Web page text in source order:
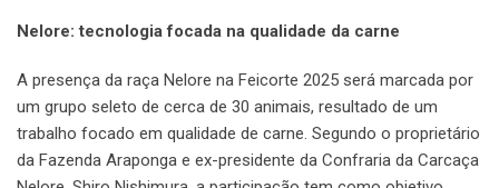
Nelore: tecnologia focada na qualidade da carne
A presença da raça Nelore na Feicorte 2025 será marcada por
um grupo seleto de cerca de 30 animais, resultado de um
trabalho focado em qualidade de carne. Segundo o proprietário
da Fazenda Araponga e ex-presidente da Confraria da Carcaça